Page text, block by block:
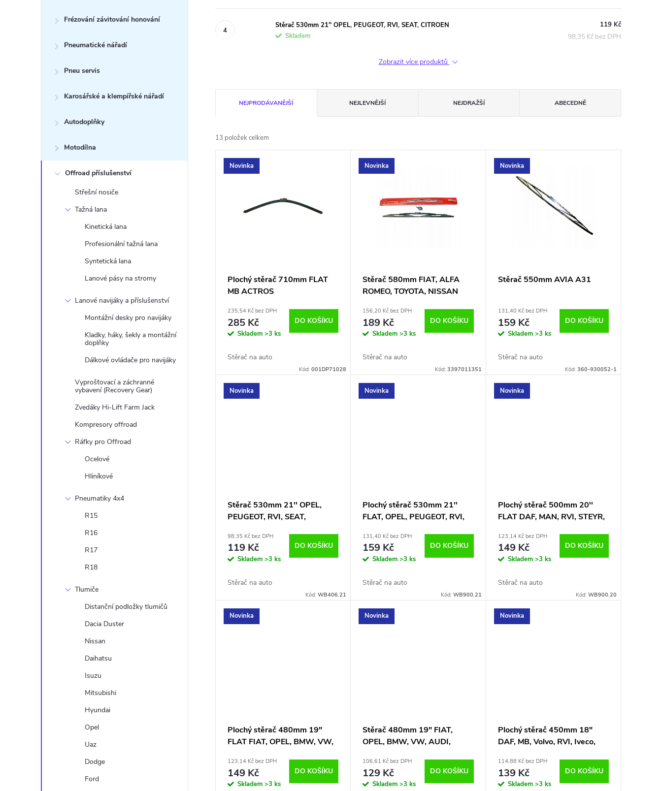
Frézování závitování honování
Pneumatické nářadí
Pneu servis
Karosářské a klempířské nářadí
Autodoplňky
Motodílna
Offroad příslušenství
Střešní nosiče
Tažná lana
Kinetická lana
Profesionální tažná lana
Syntetická lana
Lanové pásy na stromy
Lanové navijáky a příslušenství
Montážní desky pro navijáky
Kladky, háky, šekly a montážní
doplňky
Dálkové ovládače pro navijáky
Vyprošťovací a záchranné
vybavení (Recovery Gear)
Zvedáky Hi-Lift Farm Jack
Kompresory offroad
Ráfky pro Offroad
Ocelové
Hliníkové
Pneumatiky 4x4
R15
R16
R17
R18
Tlumiče
Distanční podložky tlumičů
Dacia Duster
Nissan
Daihatsu
Isuzu
Mitsubishi
Hyundai
Opel
Uaz
Dodge
Ford
Stěrač 530mm 21'' OPEL, PEUGEOT, RVI, SEAT, CITROEN
Skladem
119 Kč
98,35 Kč bez DPH
Zobrazit více produktů
a
z
e
k
NEJPRODÁVANĚJŠÍ NEJLEVNĚJŠÍ NEJDRAŽŠÍ ABECEDNĚ
13 položek celkem
V
u
k
Novinka
Plochý stěrač 710mm FLAT
MB ACTROS
235,54 Kč bez DPH
285 Kč
Skladem >3 ks
DO KOŠÍKU
Stěrač na auto
Kód:001DP71028
Novinka
Stěrač 580mm FIAT, ALFA
ROMEO, TOYOTA, NISSAN
156,20 Kč bez DPH
189 Kč
Skladem>3 ks
DO KOŠÍKU
Stěrač na auto
Kód: 3397011351
Novinka
Stěrač 550mm AVIA A31
131,40 Kč bez DPH
159 Kč
Skladem >3 ks
DO KOŠÍKU
Stěrač na auto
Kód: 360-930052-1
Novinka
Stěrač 530mm 21'' OPEL,
PEUGEOT, RVI, SEAT,
98,35 Kč bez DPH
119 Kč
Skladem >3 ks
DO KOŠÍKU
Stěrač na auto
Kód:WB406.21
Novinka
Plochý stěrač 530mm 21''
FLAT, OPEL, PEUGEOT, RVI,
131,40 Kč bez DPH
159 Kč
Skladem>3 ks
DO KOŠÍKU
Stěrač na auto
Kód: WB900.21
Novinka
Plochý stěrač 500mm 20''
FLAT DAF, MAN, RVI, STEYR,
123,14 Kč bez DPH
149 Kč
Skladem >3 ks
DO KOŠÍKU
Stěrač na auto
Kód: WB900.20
Novinka
Plochý stěrač 480mm 19"
FLAT FIAT, OPEL, BMW, VW,
123,14 Kč bez DPH
149 Kč
Skladem >3 ks
DO KOŠÍKU
Novinka
Stěrač 480mm 19" FIAT,
OPEL, BMW, VW, AUDI,
106,61 Kč bez DPH
129 Kč
Skladem>3 ks
DO KOŠÍKU
Novinka
Plochý stěrač 450mm 18"
DAF, MB, Volvo, RVI, Iveco,
114,88 Kč bez DPH
139 Kč
Skladem >3 ks
DO KOŠÍKU